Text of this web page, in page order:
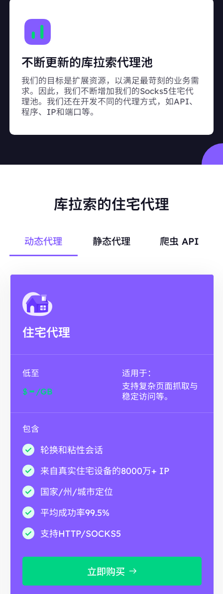
不断更新的库拉索代理池
我们的目标是扩展资源，以满足最苛刻的业务需
求。因此，我们不断增加我们的Socks5住宅代
理池。我们还在开发不同的代理方式，如API、
程序、IP和端口等。
库拉索的住宅代理
动态代理 静态代理 爬虫 API
住宅代理
低至
$- /GB
适用于：
支持复杂页面抓取与
稳定访问等。
包含
轮换和粘性会话
来自真实住宅设备的8000万+ IP
国家/州/城市定位
平均成功率99.5%
支持HTTP/SOCKS5
立即购买